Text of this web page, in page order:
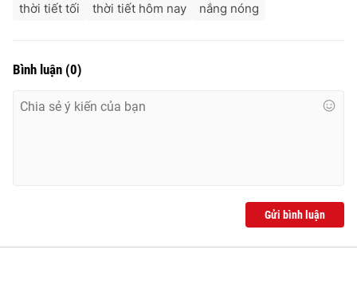
thời tiết tối
thời tiết hôm nay nắng nóng
Bình luận (0)
Gửi bình luận